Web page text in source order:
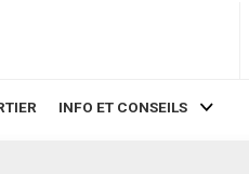
INFO ET CONSEILS